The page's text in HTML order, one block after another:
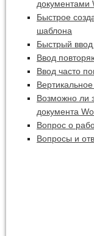
документами
Быстрое
шаблона
Быстрый
Ввод
Ввод часто
Возможно ли
документа
Вопрос о
Вопросы и